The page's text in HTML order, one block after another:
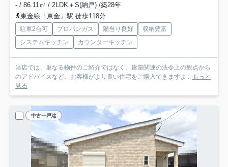
- / 86.11㎡ / 2LDK＋S(納戸) /築28年
東金線「東金」駅 徒歩118分
駐車2台可 プロパンガス 陽当り良好
収納豊富
システムキッチン
カウンターキッチン
当店では、単なる物件のご紹介ではなく、建築関連の法令上の観点から
のアドバイスなど、お客様がより良い住宅をご購入できますよ...
もっと
見る
中古一戸建